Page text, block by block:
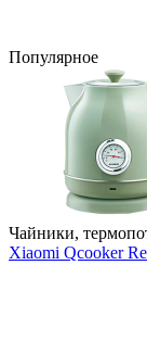
Популярное
Чайники,
Xiaomi Qcooker